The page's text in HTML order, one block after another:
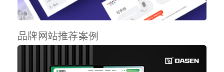
品牌网站推荐案例